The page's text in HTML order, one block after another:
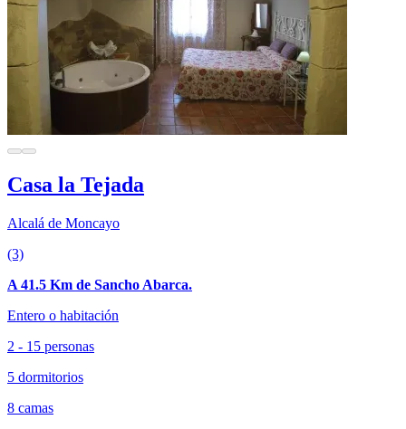
Casa la Tejada
Alcalá de Moncayo
(3)
A 41.5 Km de Sancho Abarca.
Entero o habitación
2 - 15 personas
5 dormitorios
8 camas